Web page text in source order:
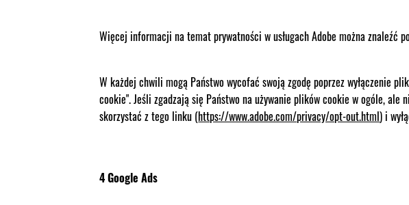
Więcej informacji na temat prywatności w usługach Adobe można znaleźć
W każdej chwili mogą Państwo wycofać swoją zgodę poprzez wyłączenie
cookie". Jeśli zgadzają się Państwo na używanie plików cookie w ogóle,
skorzystać z tego linku (https://www.adobe.com/privacy/opt-out.html) i
4 Google Ads